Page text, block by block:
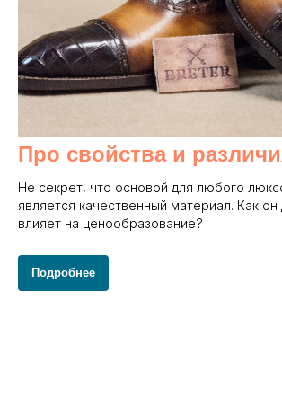
Про свойства и
Не секрет, что основой для любого
является качественный материал. Как он
влияет на ценообразование?
Подробнее